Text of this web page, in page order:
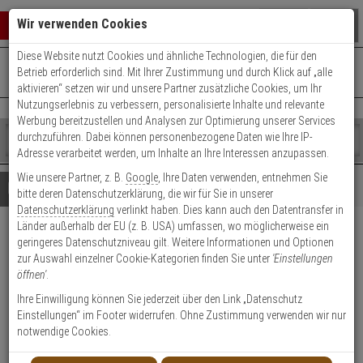
Warenkorb schließen
0 ARTIKEL IM WARENKORB
Ihr Warenkorb ist momentan leer.
Ergebnisse ()
Fertig
Shop
durchsuchen
Bitte
geben
Sie
mindestens
Zeichen
ein,
um
Suche
Es
wurde
noch
Kategorien
Suche
gestartet
+49 (0)821 899 493-0Mo. - Do.: 8:00 - 16:30 | Fr.: 8:00 - 14:00 Uhr
Kontaktservice nutzen
Details Beratung
Axis P3375-LVE IP-Kamera
1080p TN IR PoE IP66 IK10
Produktmerkmale
Wir verwenden Cookies
Diese Website nutzt Cookies und ähnliche Technologien, die für den
Betrieb erforderlich sind. Mit Ihrer Zustimmung und durch Klick auf „alle
aktivieren“ setzen wir und unsere Partner zusätzliche Cookies, um Ihr
Nutzungserlebnis zu verbessern, personalisierte Inhalte und relevante
Werbung bereitzustellen und Analysen zur Optimierung unserer Services
durchzuführen. Dabei können personenbezogene Daten wie Ihre IP-
Adresse verarbeitet werden, um Inhalte an Ihre Interessen anzupassen.
Wie unsere Partner, z. B. Google , Ihre Daten verwenden, entnehmen Sie
bitte deren Datenschutzerklärung, die wir für Sie in unserer
Datenschutzerklärung verlinkt haben. Dies kann auch den Datentransfer in
Länder außerhalb der EU (z. B. USA) umfassen, wo möglicherweise ein
geringeres Datenschutzniveau gilt. Weitere Informationen und Optionen
zur Auswahl einzelner Cookie-Kategorien finden Sie unter 'Einstellungen
öffnen'.
Ihre Einwilligung können Sie jederzeit über den Link „Datenschutz
Einstellungen“ im Footer widerrufen. Ohne Zustimmung verwenden wir nur
notwendige Cookies.